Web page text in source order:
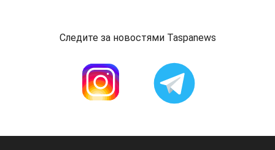
Следите за новостями Taspanews